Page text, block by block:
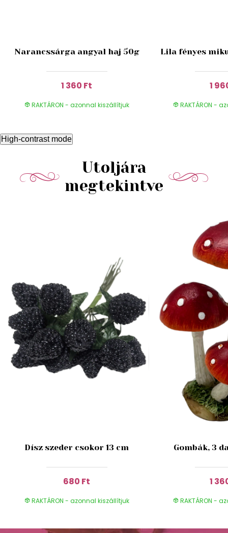
Narancssárga angyal haj 50g
1 360 Ft
RAKTÁRON - azonnal kiszállítjuk
Lila fényes
1
RAKTÁRON -
High-contrast mode
Utoljára
megtekintve
Dísz szeder csokor 13 cm
680 Ft
RAKTÁRON - azonnal kiszállítjuk
Gombák, 3
1
RAKTÁRON -